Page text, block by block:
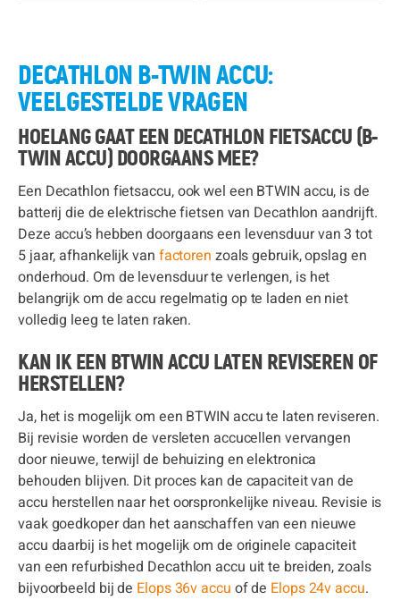
DECATHLON B-TWIN ACCU:
VEELGESTELDE VRAGEN
HOELANG GAAT EEN DECATHLON FIETSACCU (B-
TWIN ACCU) DOORGAANS MEE?
Een Decathlon fietsaccu, ook wel een BTWIN accu, is de
batterij die de elektrische fietsen van Decathlon aandrijft.
Deze accu’s hebben doorgaans een levensduur van 3 tot
5 jaar, afhankelijk van factoren zoals gebruik, opslag en
onderhoud. Om de levensduur te verlengen, is het
belangrijk om de accu regelmatig op te laden en niet
volledig leeg te laten raken.
KAN IK EEN BTWIN ACCU LATEN REVISEREN OF
HERSTELLEN?
Ja, het is mogelijk om een BTWIN accu te laten reviseren.
Bij revisie worden de versleten accucellen vervangen
door nieuwe, terwijl de behuizing en elektronica
behouden blijven. Dit proces kan de capaciteit van de
accu herstellen naar het oorspronkelijke niveau. Revisie is
vaak goedkoper dan het aanschaffen van een nieuwe
accu daarbij is het mogelijk om de originele capaciteit
van een refurbished Decathlon accu uit te breiden, zoals
bijvoorbeeld bij de Elops 36v accu of de Elops 24v accu.